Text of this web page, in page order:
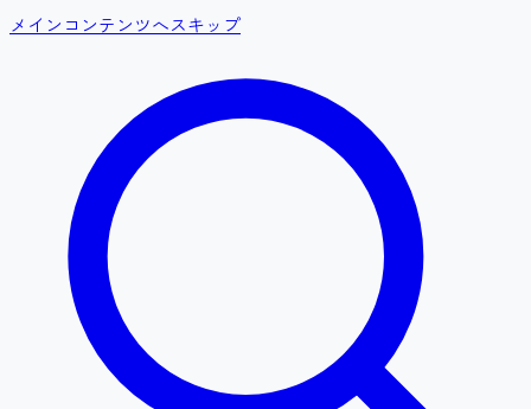
メインコンテンツへスキップ